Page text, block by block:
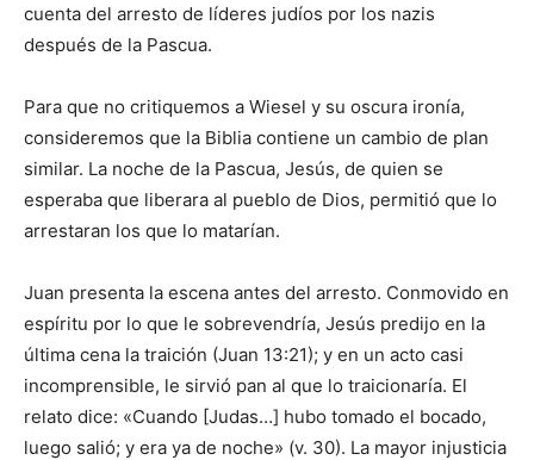
cuenta del arresto de líderes judíos por los nazis
después de la Pascua.
Para que no critiquemos a Wiesel y su oscura ironía,
consideremos que la Biblia contiene un cambio de plan
similar. La noche de la Pascua, Jesús, de quien se
esperaba que liberara al pueblo de Dios, permitió que lo
arrestaran los que lo matarían.
Juan presenta la escena antes del arresto. Conmovido en
espíritu por lo que le sobrevendría, Jesús predijo en la
última cena la traición (Juan 13:21); y en un acto casi
incomprensible, le sirvió pan al que lo traicionaría. El
relato dice: «Cuando [Judas…] hubo tomado el bocado,
luego salió; y era ya de noche» (v. 30). La mayor injusticia